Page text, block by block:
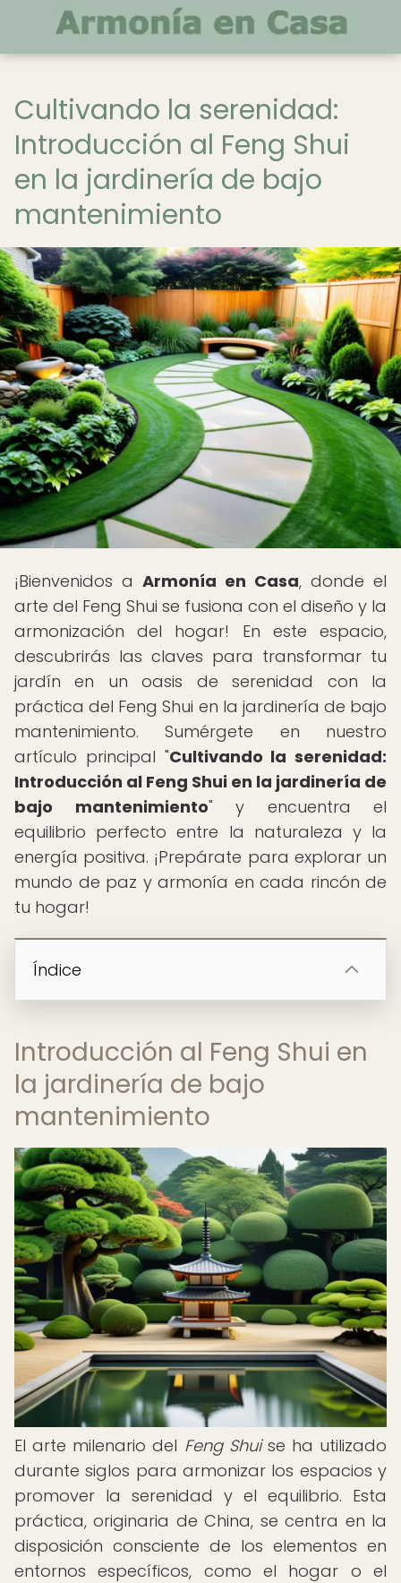
Cultivando la serenidad:
Introducción al Feng Shui
en la jardinería de bajo
mantenimiento
¡Bienvenidos a Armonía en Casa, donde el
arte del Feng Shui se fusiona con el diseño y la
armonización del hogar! En este espacio,
descubrirás las claves para transformar tu
jardín en un oasis de serenidad con la
práctica del Feng Shui en la jardinería de bajo
mantenimiento. Sumérgete en nuestro
artículo principal "Cultivando la serenidad:
Introducción al Feng Shui en la jardinería de
bajo mantenimiento" y encuentra el
equilibrio perfecto entre la naturaleza y la
energía positiva. ¡Prepárate para explorar un
mundo de paz y armonía en cada rincón de
tu hogar!
Índice
Introducción al Feng Shui en
la jardinería de bajo
mantenimiento
El arte milenario del Feng Shuise ha utilizado
durante siglos para armonizar los espacios y
promover la serenidad y el equilibrio. Esta
práctica, originaria de China, se centra en la
disposición consciente de los elementos en
entornos específicos, como el hogar o el